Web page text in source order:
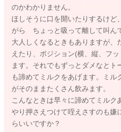
のかわかりません。
ほしそうに口を開いたりするけど
がら ちょっと吸って離して叫ん
大人しくなるときもありますが、
えたり、ポジション(横、縦、フ
ます。それでもずっとダメなとト
も諦めてミルクをあげます。ミル
がそのままたくさん飲みます。
こんなときは早々に諦めてミルク
やり押さえつけて咥えさすのも
らいいですか？